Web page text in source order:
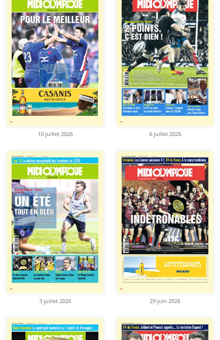
10 juillet 2026 6 juillet 2026
3 juillet 2026 29 juin 2026